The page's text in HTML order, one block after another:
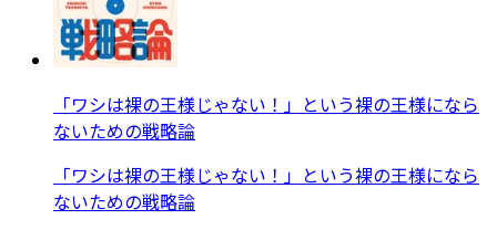
「ワシは裸の王様じゃない！」という裸の王様になら
ないための戦略論
「ワシは裸の王様じゃない！」という裸の王様になら
ないための戦略論